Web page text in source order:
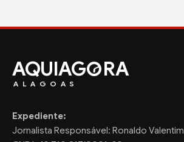
AQUIAG RA
ALAGOAS
Expediente:
Jornalista Responsável: Ronaldo Valentim